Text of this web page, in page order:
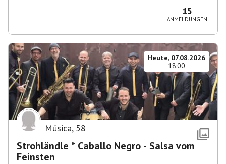
15
ANMELDUNGEN
Heute, 07.08.2026
18:00
Música, 58
Strohländle * Caballo Negro - Salsa vom
Feinsten